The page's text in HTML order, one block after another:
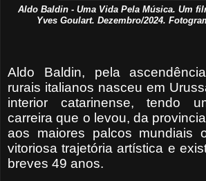
Aldo Baldin - Uma Vida Pela Música. Um
Yves Goulart. Dezembro/2024.
Aldo Baldin, pela
rurais italianos nasceu em
interior catarinense, tendo
carreira que o levou, da
aos maiores palcos mundiais
vitoriosa trajetória artística e
breves 49 anos.